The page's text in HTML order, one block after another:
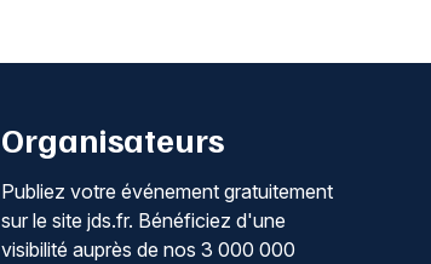
Organisateurs
Publiez votre événement gratuitement
sur le site jds.fr. Bénéficiez d'une
visibilité auprès de nos 3 000 000